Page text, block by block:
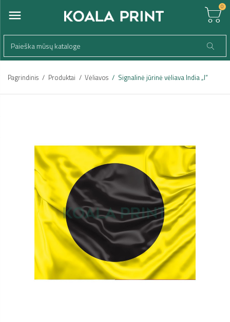
0
Pagrindinis Produktai Vėliavos Signalinė jūrinė vėliava India „I“